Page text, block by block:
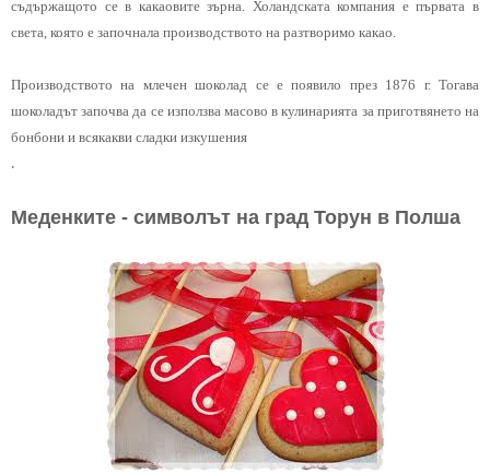
съдържащото се в какаовите зърна. Холандската компания е първата в
света, която е започнала производството на разтворимо какао.
Производството на млечен шоколад се е появило през 1876 г. Тогава
шоколадът започва да се използва масово в кулинарията за приготвянето на
бонбони и всякакви сладки изкушения
.
Меденките - символът на град Торун в Полша